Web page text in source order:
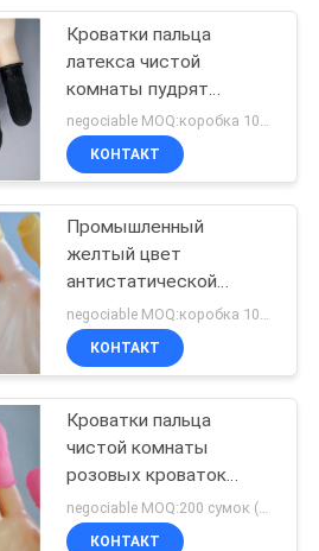
Кроватки пальца
латекса чистой
комнаты пудрят
свободную черноту
negociable MOQ:коробка 100 (100/box)
КОНТАКТ
Промышленный
желтый цвет
антистатической
резины кроваток
пальца чистой комнаты
negociable MOQ:коробка 100 (100/box)
КОНТАКТ
Кроватки пальца
чистой комнаты
розовых кроваток
пальца ESD анти-
статические
КОНТАКТ